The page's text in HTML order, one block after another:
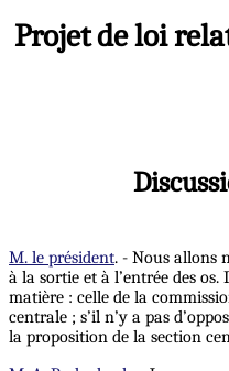
Projet de loi
M. le président. - Nous allons
à la sortie et à l’entrée des
matière : celle de la
centrale ; s’il n’y a pas
la proposition de la section